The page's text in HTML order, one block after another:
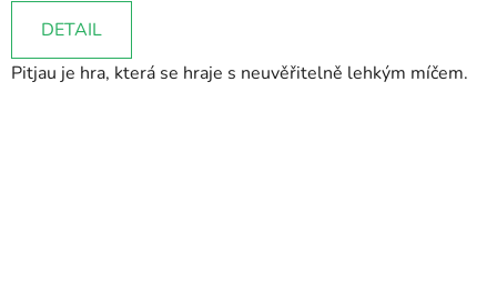
DETAIL
Pitjau je hra, která se hraje s neuvěřitelně lehkým míčem.